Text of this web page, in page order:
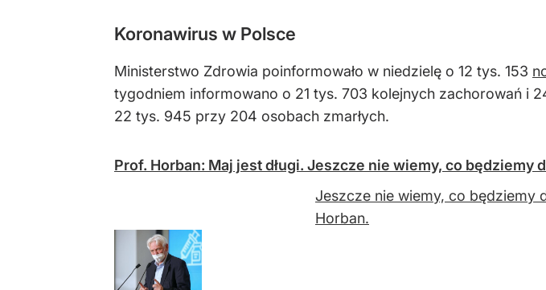
Koronawirus w Polsce
Ministerstwo Zdrowia poinformowało w niedzielę o 12 tys. 153
tygodniem informowano o 21 tys. 703 kolejnych zachorowań i
22 tys. 945 przy 204 osobach zmarłych.
Prof. Horban: Maj jest długi. Jeszcze nie wiemy, co będziemy
Jeszcze nie wiemy, co będziemy
Horban.